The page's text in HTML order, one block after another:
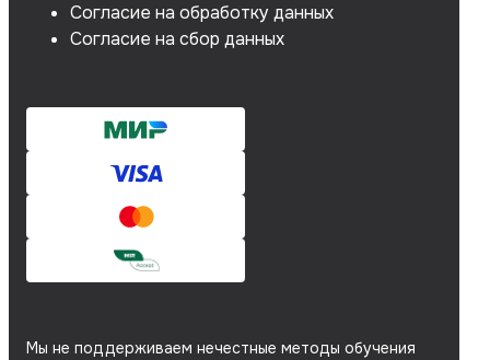
Согласие на обработку данных
Согласие на сбор данных
Мы не поддерживаем нечестные методы обучения